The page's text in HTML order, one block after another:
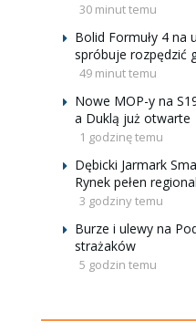
30 minut temu
Bolid Formuły 4 na
spróbuje rozpędzić
49 minut temu
Nowe MOP-y na
a Duklą już otwarte
1 godzinę temu
Dębicki Jarmark
Rynek pełen
3 godziny temu
Burze i ulewy na
strażaków
5 godzin temu